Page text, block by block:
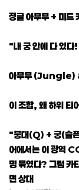
정글 아무무 + 미드
"내 궁 안에 다 있
아무무 (Jungle)
이 조합, 왜 하위 티
"붕대(Q) + 궁(슬픈
어에서는 이 광역
명 묶였다? 그럼 카
면 상대